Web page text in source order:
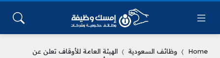
Home وظائف السعودية
الهيئة العامة للأوقاف تعلن عن